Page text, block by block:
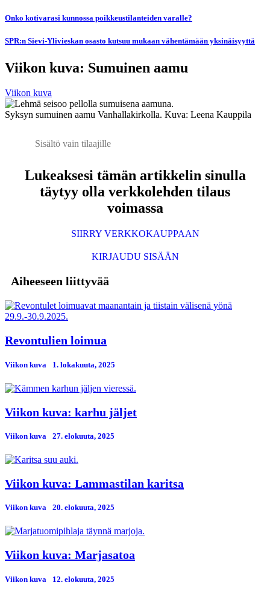
Onko kotivarasi kunnossa poikkeustilanteiden varalle?
SPR:n Sievi-Ylivieskan osasto kutsuu mukaan vähentämään yksinäisyyttä
Viikon kuva: Sumuinen aamu
Viikon kuva
Syksyn sumuinen aamu Vanhallakirkolla. Kuva: Leena Kauppila
Sisältö vain tilaajille
Lukeaksesi tämän artikkelin sinulla
täytyy olla verkkolehden tilaus
voimassa
SIIRRY VERKKOKAUPPAAN
KIRJAUDU SISÄÄN
Aiheeseen liittyvää
Revontulien loimua
Viikon kuva 1. lokakuuta, 2025
Viikon kuva: karhu jäljet
Viikon kuva 27. elokuuta, 2025
Viikon kuva: Lammastilan karitsa
Viikon kuva 20. elokuuta, 2025
Viikon kuva: Marjasatoa
Viikon kuva 12. elokuuta, 2025